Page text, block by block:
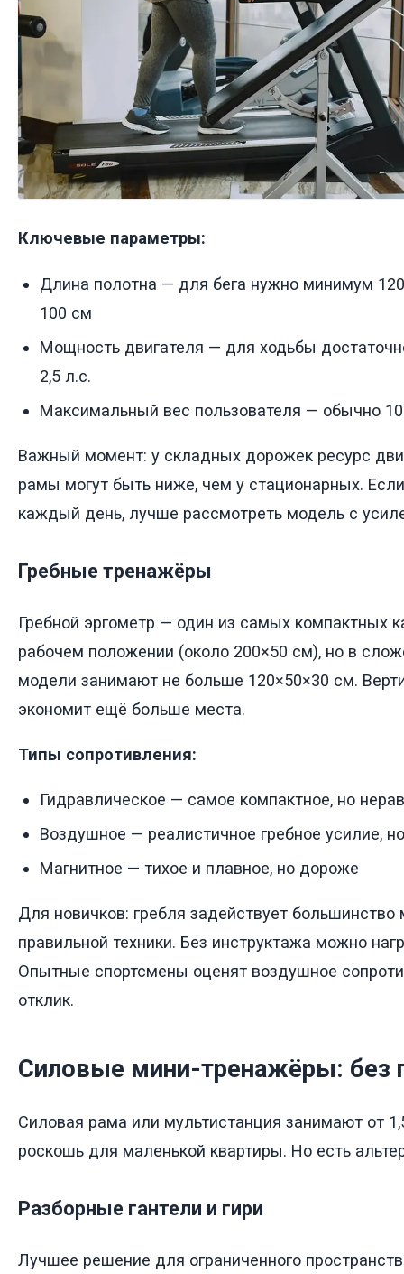
Ключевые параметры:
Длина полотна — для бега нужно минимум
100 см
Мощность двигателя — для ходьбы
2,5 л.с.
Максимальный вес пользователя — обычно
Важный момент: у складных дорожек ресурс
рамы могут быть ниже, чем у стационарных. Если
каждый день, лучше рассмотреть модель с
Гребные тренажёры
Гребной эргометр — один из самых компактных
рабочем положении (около 200×50 см), но в
модели занимают не больше 120×50×30 см.
экономит ещё больше места.
Типы сопротивления:
Гидравлическое — самое компактное, но
Воздушное — реалистичное гребное усилие,
Магнитное — тихое и плавное, но дороже
Для новичков: гребля задействует
правильной техники. Без инструктажа можно
Опытные спортсмены оценят воздушное
отклик.
Силовые мини-тренажёры: без
Силовая рама или мультистанция занимают от
роскошь для маленькой квартиры. Но есть
Разборные гантели и гири
Лучшее решение для ограниченного